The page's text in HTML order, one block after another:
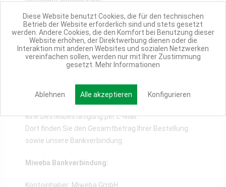
Klarna SOFORT entspricht damit den hohen
Sicherheitsstandards des Online-Bankings und
verfügt über TÜV-geprüften Datenschutz.
Nach erfolgreichem Bestellabschluss erhalten Sie
eine Bestellbestätigung per E-Mail.
Dort finden Sie den Gesamtbetrag Ihrer Bestellung
sowie unsere Bankverbindung.
Miweba Bankverbindung:
Kontoinhaber: Miweba GmbH
Diese Website benutzt Cookies, die für den technischen
Betrieb der Website erforderlich sind und stets gesetzt
werden. Andere Cookies, die den Komfort bei Benutzung dieser
Website erhöhen, der Direktwerbung dienen oder die
Interaktion mit anderen Websites und sozialen Netzwerken
vereinfachen sollen, werden nur mit Ihrer Zustimmung
gesetzt. Mehr Informationen
Ablehnen Alle akzeptieren Konfigurieren